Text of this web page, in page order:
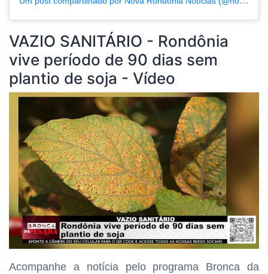
VAZIO SANITÁRIO - Rondônia
vive período de 90 dias sem
plantio de soja - Vídeo
Acompanhe a notícia pelo programa Bronca da